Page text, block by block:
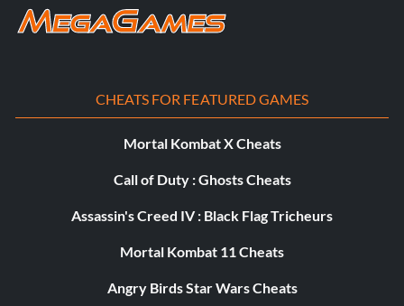
salamandre de sureau - /mâcher ajouter sureau
araignée de lave - /cheat ajouter de la lave
CHEATS FOR FEATURED GAMES
Mortal Kombat X Cheats
Call of Duty : Ghosts Cheats
Assassin's Creed IV : Black Flag Tricheurs
Mortal Kombat 11 Cheats
Angry Birds Star Wars Cheats